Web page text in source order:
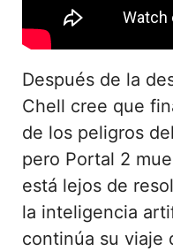
Después de la
Chell cree que
de los peligros
pero Portal 2
está lejos de
la inteligencia
continúa su viaje